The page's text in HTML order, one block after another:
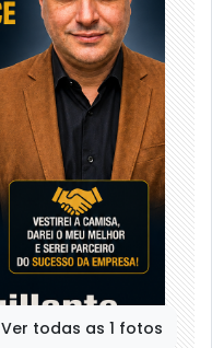
Ver todas as 1 fotos